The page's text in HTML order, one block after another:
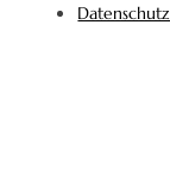
Datenschutz